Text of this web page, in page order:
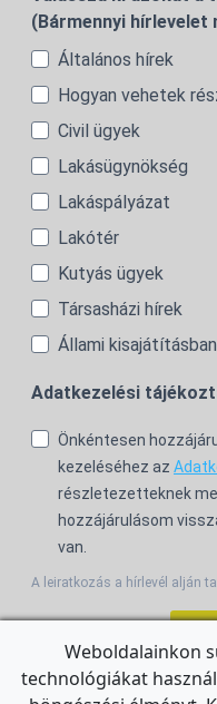
(Bármennyi hírlevelet
Általános hírek
Hogyan vehetek
Civil ügyek
Lakásügynökség
Lakáspályázat
Lakótér
Kutyás ügyek
Társasházi hírek
Állami
Adatkezelési
Önkéntesen
kezeléséhez az
részletezetteknek
hozzájárulásom
van.
A leiratkozás a hírlevél alján
For the English
Weboldalainkon
technológiákat